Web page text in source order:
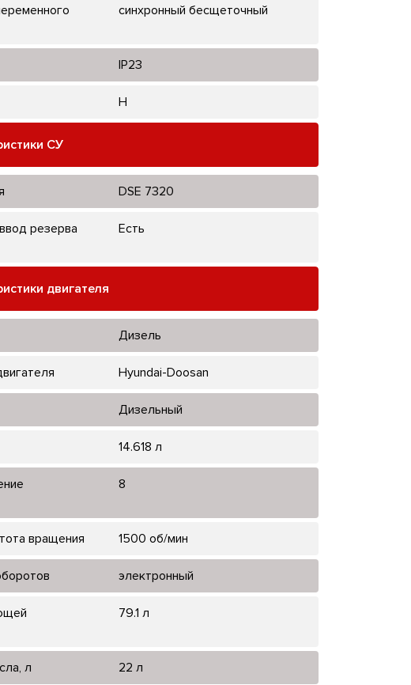
синхронный бесщеточный
IP23
H
СУ
DSE 7320
резерва
Есть
двигателя
Дизель
Hyundai-Doosan
Дизельный
14.618 л
8
вращения 1500 об/мин
электронный
79.1 л
л 22 л